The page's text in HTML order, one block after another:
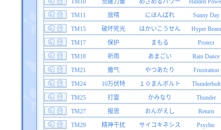
TM10
觉醒力量 めざめるパワー
Hidden
TM11
放晴 にほんばれ
Sunny Day
TM15
破坏死光 はかいこうせん
Hyper Beam
TM17
保护 まもる
Protect
TM18
祈雨 あまごい
Rain Dance
TM21
撒气 やつあたり
Frustration
TM24
10万伏特 １０まんボルト
Thunderbolt
TM25
打雷 かみなり
Thunder
TM27
报恩 おんがえし
Return
TM29
精神干扰 サイコキネシス
Psychic